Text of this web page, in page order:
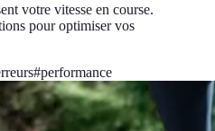
votre vitesse en course.
pour optimiser vos
#performance